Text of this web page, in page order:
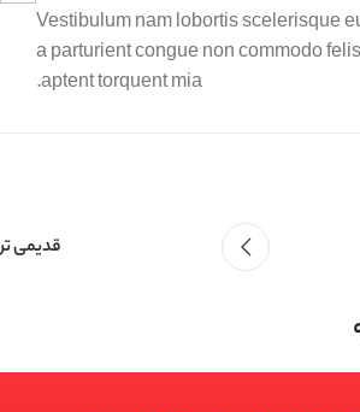
Vestibulum nam lobortis scelerisque
a parturient congue non commodo
aptent torquent mia.
قدیمی تر